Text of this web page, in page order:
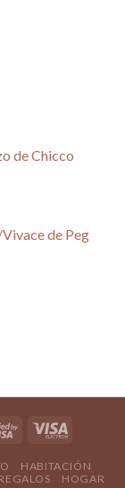
de Chicco
de Peg
HABITACIÓN
HOGAR